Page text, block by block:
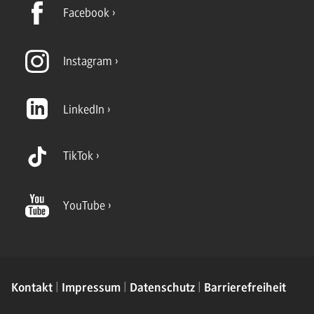
Facebook
Instagram
LinkedIn
TikTok
YouTube
Kontakt Impressum Datenschutz Barrierefreiheit